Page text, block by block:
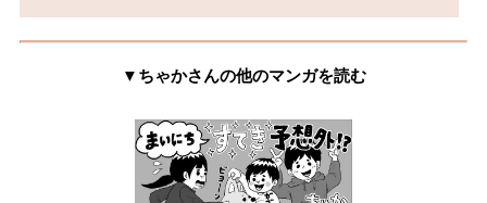
▼ちゃかさんの他のマンガを読む